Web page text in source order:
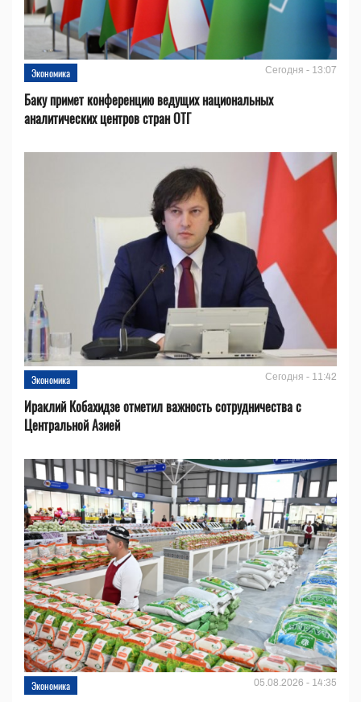
Экономика Сегодня - 13:07
Баку примет конференцию ведущих национальных
аналитических центров стран ОТГ
Экономика Сегодня - 11:42
Ираклий Кобахидзе отметил важность сотрудничества с
Центральной Азией
Экономика 05.08.2026 - 14:35